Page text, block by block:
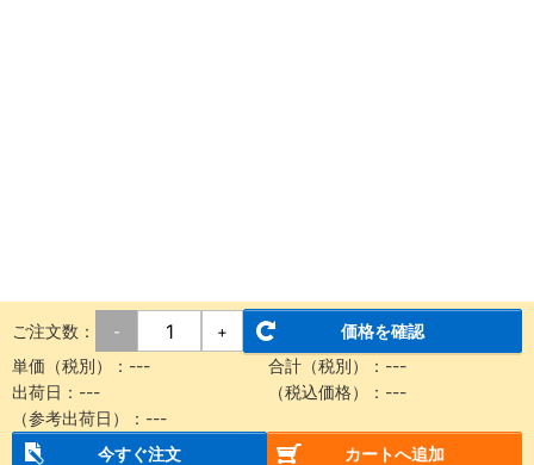
ご注文数： - +
価格を確認
単価（税別）： --- 合計（税別）： ---
出荷日： --- （税込価格）： ---
（参考出荷日）： ---
今すぐ注文
カートへ追加